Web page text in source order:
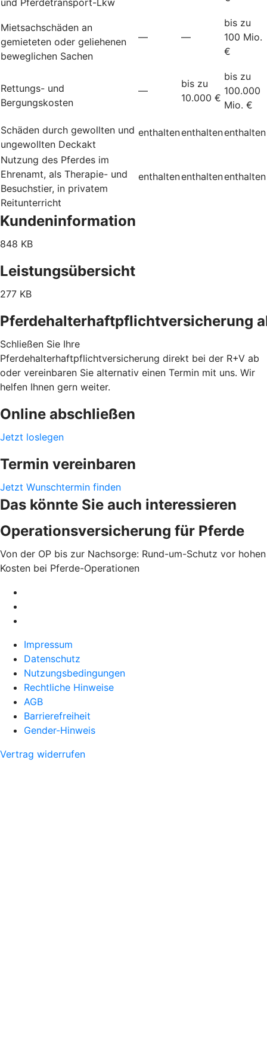
Mietsachschäden an
gemieteten oder geliehenen
beweglichen Sachen
— —
bis zu
100 Mio.
€
Rettungs- und
Bergungskosten
—
bis zu
10.000 €
bis zu
100.000
Mio. €
Schäden durch gewollten und
ungewollten Deckakt
enthaltenenthaltenenthalten
Nutzung des Pferdes im
Ehrenamt, als Therapie- und
Besuchstier, in privatem
Reitunterricht
enthaltenenthaltenenthalten
Kundeninformation
848 KB
Leistungsübersicht
277 KB
Pferdehalterhaftpflichtversicherung
Schließen Sie Ihre
Pferdehalterhaftpflichtversicherung direkt bei der R+V ab
oder vereinbaren Sie alternativ einen Termin mit uns. Wir
helfen Ihnen gern weiter.
Online abschließen
Jetzt loslegen
Termin vereinbaren
Jetzt Wunschtermin finden
Das könnte Sie auch interessieren
Operationsversicherung für Pferde
Von der OP bis zur Nachsorge: Rund-um-Schutz vor hohen
Kosten bei Pferde-Operationen
Impressum
Datenschutz
Nutzungsbedingungen
Rechtliche Hinweise
AGB
Barrierefreiheit
Gender-Hinweis
Vertrag widerrufen